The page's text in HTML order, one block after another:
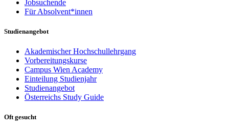
Jobsuchende
Für Absolvent*innen
Studienangebot
Akademischer Hochschullehrgang
Vorbereitungskurse
Campus Wien Academy
Einteilung Studienjahr
Studienangebot
Österreichs Study Guide
Oft gesucht